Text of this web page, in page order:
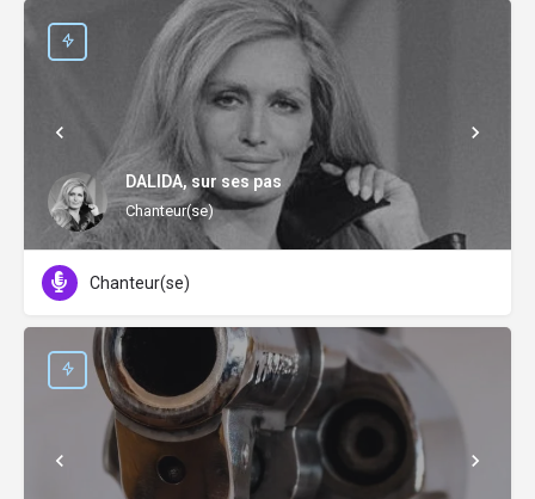
DALIDA, sur ses pas
Chanteur(se)
Chanteur(se)